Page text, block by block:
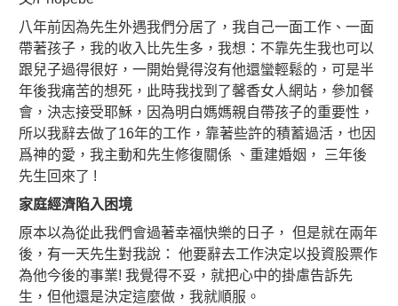
八年前因為先生外遇我們分居了，我自己一面工作、一面
帶著孩子，我的收入比先生多，我想：不靠先生我也可以
跟兒子過得很好，一開始覺得沒有他還蠻輕鬆的，可是半
年後我痛苦的想死，此時我找到了馨香女人網站，參加餐
會，決志接受耶穌，因為明白媽媽親自帶孩子的重要性，
所以我辭去做了16年的工作，靠著些許的積蓄過活，也因
爲神的愛，我主動和先生修復關係 、重建婚姻， 三年後
先生回來了 !
家庭經濟陷入困境
原本以為從此我們會過著幸福快樂的日子， 但是就在兩年
後，有一天先生對我說： 他要辭去工作決定以投資股票作
為他今後的事業! 我覺得不妥，就把心中的掛慮告訴先
生，但他還是決定這麼做，我就順服。